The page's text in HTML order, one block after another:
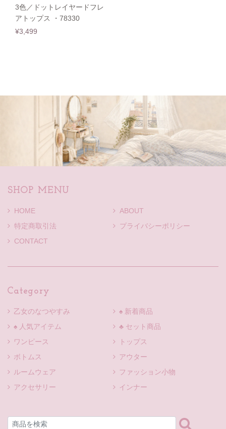
3色／ドットレイヤードフレ
アトップス ・78330
¥3,499
SHOP MENU
HOME
ABOUT
特定商取引法
プライバシーポリシー
CONTACT
Category
乙女のなつやすみ
♠ 新着商品
♠ 人気アイテム
♣ セット商品
ワンピース
トップス
ボトムス
アウター
ルームウェア
ファッション小物
アクセサリー
インナー